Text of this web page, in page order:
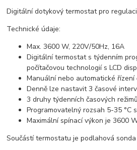
Digitální dotykový termostat pro
Technické údaje:
Max. 3600 W, 220V/50Hz, 16A
Digitální termostat s týdenním
počítačovou technologií s LCD
Manuální nebo automatické řízení
Denně lze nastavit 3 časové
3 druhy týdenních časových
Programovatelný rozsah 5-35 °C
Maximální spínací výkon je 3600
Součástí termostatu je podlahová